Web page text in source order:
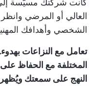
كانت شركتك مسيّسة إلى
العالي أو المرضي
الشخصي وأهدافك
تعامل مع النزاعات
المختلفة مع الحفاظ
النهج على سمعتك ويُظهر